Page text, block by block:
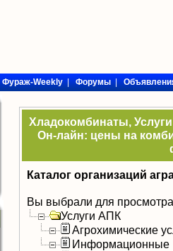
Фураж-Weekly|Форумы|
Хладокомбинаты,
Он-лайн: цены на
Каталог организаций
Вы выбрали для
Услуги АПК
Агрохимические
Информационные